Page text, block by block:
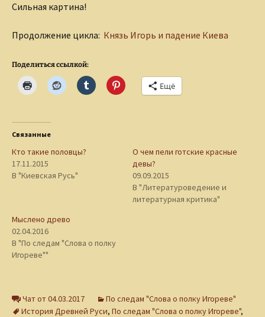
Сильная картина!
Продолжение цикла: Князь Игорь и падение Киева
Поделиться ссылкой:
Ещё
Связанные
Кто такие половцы?
17.11.2015
В "Киевская Русь"
О чем пели готские красные
девы?
09.09.2015
В "Литературоведение и
литературная критика"
Мыслено древо
02.04.2016
В "По следам "Слова о полку
Игореве""
Чат от 04.03.2017
По следам "Слова о полку Игореве"
История Древней Руси, По следам "Слова о полку Игореве",